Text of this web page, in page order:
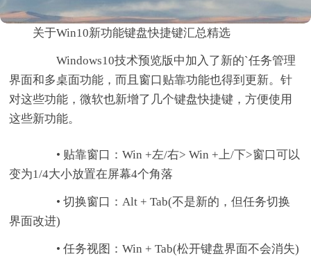
关于Win10新功能键盘快捷键汇总精选
Windows10技术预览版中加入了新的`任务管理
界面和多桌面功能，而且窗口贴靠功能也得到更新。针
对这些功能，微软也新增了几个键盘快捷键，方便使用
这些新功能。
• 贴靠窗口：Win +左/右> Win +上/下>窗口可以
变为1/4大小放置在屏幕4个角落
• 切换窗口：Alt + Tab(不是新的，但任务切换
界面改进)
• 任务视图：Win + Tab(松开键盘界面不会消失)